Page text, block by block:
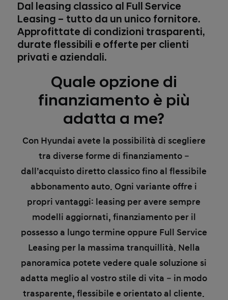
Dal leasing classico al Full Service
Leasing – tutto da un unico fornitore.
Approfittate di condizioni trasparenti,
durate flessibili e offerte per clienti
privati e aziendali.
Quale opzione di
finanziamento è più
adatta a me?
Con Hyundai avete la possibilità di scegliere
tra diverse forme di finanziamento –
dall’acquisto diretto classico fino al flessibile
abbonamento auto. Ogni variante offre i
propri vantaggi: leasing per avere sempre
modelli aggiornati, finanziamento per il
possesso a lungo termine oppure Full Service
Leasing per la massima tranquillità. Nella
panoramica potete vedere quale soluzione si
adatta meglio al vostro stile di vita – in modo
trasparente, flessibile e orientato al cliente.